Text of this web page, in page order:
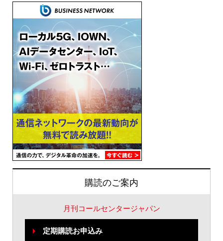
購読のご案内
月刊コールセンタージャパン
定期購読お申込み